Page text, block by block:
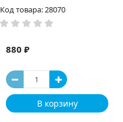
Код товара: 28070
880 ₽
В корзину